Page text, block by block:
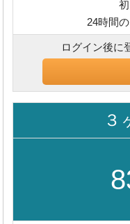
24時間
ログイン後に
３